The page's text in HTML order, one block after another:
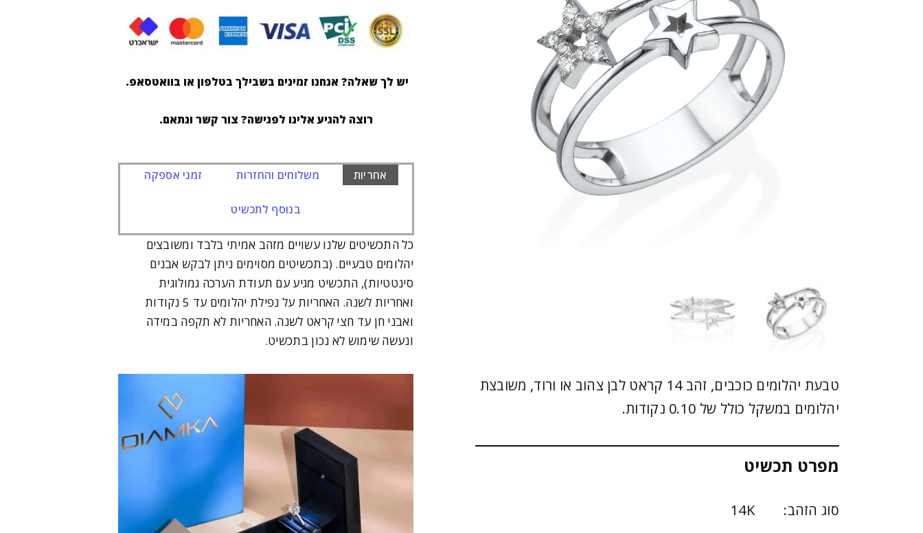
טבעת יהלומים כוכבים, זהב 14 קראט לבן צהוב או ורוד, משובצת
יהלומים במשקל כולל של 0.10 נקודות.
מפרט תכשיט
סוג הזהב: 14K
יש לך שאלה? אנחנו זמינים בשבילך בטלפון או בוואטסאפ.
רוצה להגיע אלינו לפגישה? צור קשר ונתאם.
אחריות משלוחים והחזרות זמני אספקה
בנוסף לתכשיט
כל התכשיטים שלנו עשויים מזהב אמיתי בלבד ומשובצים
יהלומים טבעיים. (בתכשיטים מסוימים ניתן לבקש אבנים
סינטטיות), התכשיט מגיע עם תעודת הערכה גמולוגית
ואחריות לשנה. האחריות על נפילת יהלומים עד 5 נקודות
ואבני חן עד חצי קראט לשנה. האחריות לא תקפה במידה
ונעשה שימוש לא נכון בתכשיט.